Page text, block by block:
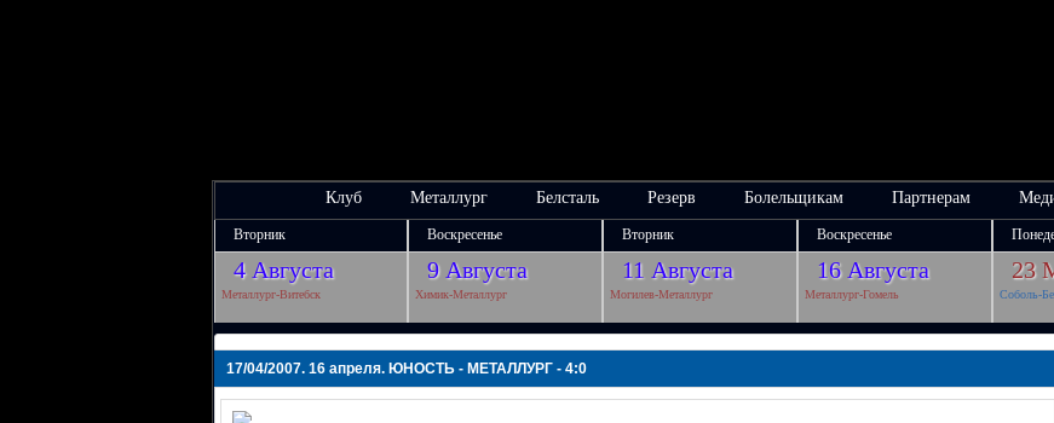
Клуб Металлург Белсталь Резерв Болельщикам Партнерам
Вторник Воскресенье Вторник Воскресенье
4 Августа 9 Августа 11 Августа 16 Августа 23
Металлург-Витебск Химик-Металлург Могилев-Металлург Металлург-Гомель Соболь-
17/04/2007. 16 апреля. ЮНОСТЬ - МЕТАЛЛУРГ - 4:0